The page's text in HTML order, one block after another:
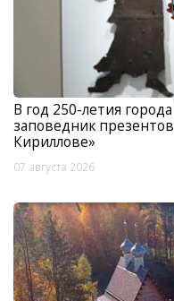
В год 250-летия
заповедник
Кириллове»
07 августа 2026